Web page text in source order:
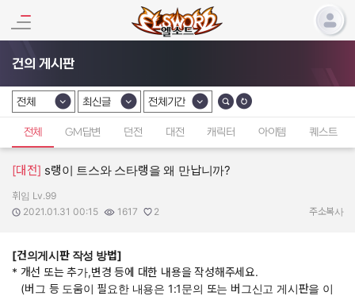
건의 게시판
카테고리 선택
전체
카테고리 선택
최신글
카테고리 선택
전체기간
전체 GM답변 던전 대전 캐릭터 아이템 퀘스트
[대전] s랭이 트스와 스타랭을 왜 만납니까?
작성자:
휘임 Lv.99
작성일:
2021.01.31 00:15
조회수:
1617
추천수:
2 주소복사
[건의게시판 작성 방법]
* 개선 또는 추가,변경 등에 대한 내용을 작성해주세요.
(버그 등 도움이 필요한 내용은 1:1문의 또는 버그신고 게시판을 이